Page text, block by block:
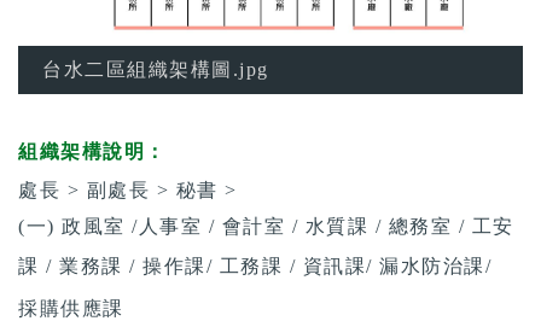
台水二區組織架構圖.jpg
組織架構說明：
處長 > 副處長 > 秘書 >
(一) 政風室 /人事室 / 會計室 / 水質課 / 總務室 / 工安
課 / 業務課 / 操作課/ 工務課 / 資訊課/ 漏水防治課/
採購供應課